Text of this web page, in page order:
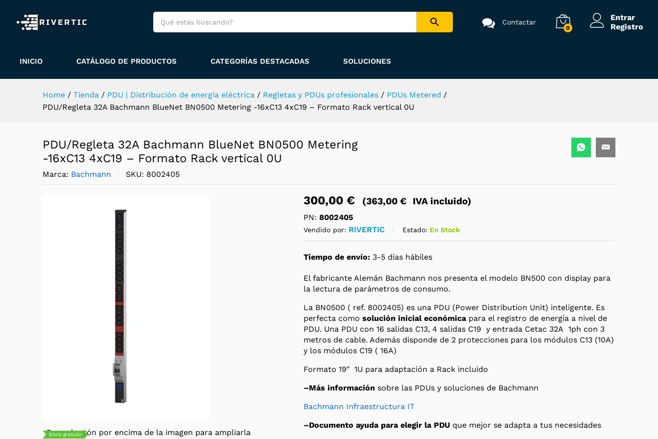
Contactar
0
Entrar
Registro
INICIO CATÁLOGO DE PRODUCTOS CATEGORÍAS DESTACADAS SOLUCIONES
Home / Tienda / PDU | Distribución de energía eléctrica / Regletas y PDUs profesionales / PDUs Metered /
PDU/Regleta 32A Bachmann BlueNet BN0500 Metering -16xC13 4xC19 – Formato Rack vertical 0U
PDU/Regleta 32A Bachmann BlueNet BN0500 Metering
-16xC13 4xC19 – Formato Rack vertical 0U
Marca: Bachmann SKU: 8002405
Envío gratuito
Pasa el ratón por encima de la imagen para ampliarla
300,00€ (363,00€ IVA incluido)
PN:8002405
Vendido por: RIVERTIC Estado: En Stock
Tiempo de envío: 3-5 días hábiles
El fabricante Alemán Bachmann nos presenta el modelo BN500 con display para
la lectura de parámetros de consumo.
La BN0500 ( ref. 8002405) es una PDU (Power Distribution Unit) inteligente. Es
perfecta comosolución inicial económica para el registro de energía a nivel de
PDU. Una PDU con 16 salidas C13, 4 salidas C19 y entrada Cetac 32A 1ph con 3
metros de cable. Además disponde de 2 protecciones para los módulos C13 (10A)
y los módulos C19 ( 16A)
Formato 19″ 1U para adaptación a Rack incluido
–Más información sobre las PDUs y soluciones de Bachmann
Bachmann Infraestructura IT
–Documento ayuda para elegir la PDU que mejor se adapta a tus necesidades
Formato Rack vertical 0U
Descripción Envío y políticas Especificaciones
Política de garantía Consulta sobre el producto
363,00
incluido)
Añadir al carrito